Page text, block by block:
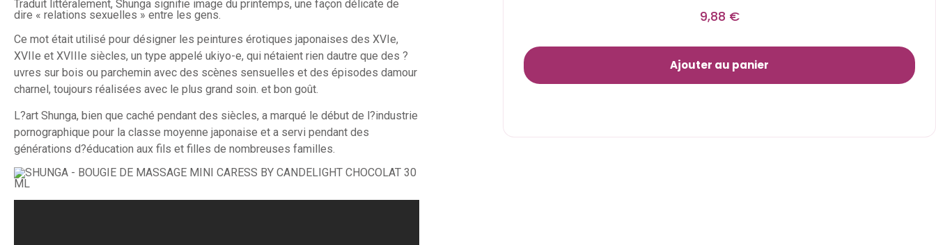
Traduit littéralement, Shunga signifie image du printemps, une façon délicate de
dire « relations sexuelles » entre les gens.
Ce mot était utilisé pour désigner les peintures érotiques japonaises des XVIe,
XVIIe et XVIIIe siècles, un type appelé ukiyo-e, qui nétaient rien dautre que des ?
uvres sur bois ou parchemin avec des scènes sensuelles et des épisodes damour
charnel, toujours réalisées avec le plus grand soin. et bon goût.
L?art Shunga, bien que caché pendant des siècles, a marqué le début de l?industrie
pornographique pour la classe moyenne japonaise et a servi pendant des
générations d?éducation aux fils et filles de nombreuses familles.
9,88 €
Ajouter au panier